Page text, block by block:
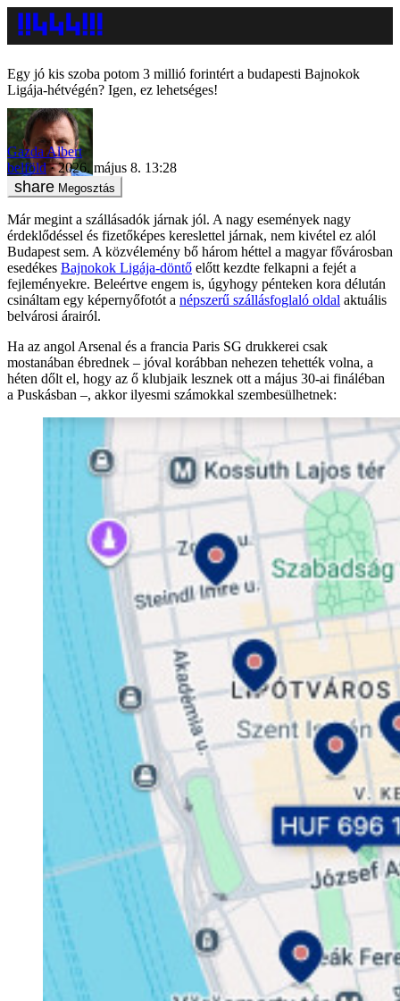
Egy jó kis szoba potom 3 millió forintért a budapesti Bajnokok
Ligája-hétvégén? Igen, ez lehetséges!
Gazda Albert
belföld
2026. május 8. 13:28
Megosztás
Már megint a szállásadók járnak jól. A nagy események nagy
érdeklődéssel és fizetőképes kereslettel járnak, nem kivétel ez alól
Budapest sem. A közvélemény bő három héttel a magyar fővárosban
esedékes Bajnokok Ligája-döntő előtt kezdte felkapni a fejét a
fejleményekre. Beleértve engem is, úgyhogy pénteken kora délután
csináltam egy képernyőfotót a népszerű szállásfoglaló oldal aktuális
belvárosi árairól.
Ha az angol Arsenal és a francia Paris SG drukkerei csak
mostanában ébrednek – jóval korábban nehezen tehették volna, a
héten dőlt el, hogy az ő klubjaik lesznek ott a május 30-ai fináléban
a Puskásban –, akkor ilyesmi számokkal szembesülhetnek: